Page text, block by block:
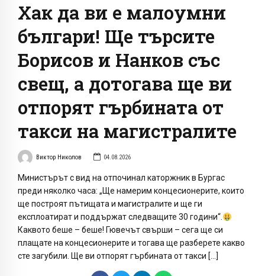
Хак да ви е малоумни
българи! Ще търсите
Борисов и Нанков със
свещ, а дотогава ще ви
отпорят гърбината от
такси на магистралите
Виктор Николов 04.08.2026
Министърът с вид на отпочинал каторжник в Бургас
преди няколко часа: „Ще намерим концесионерите, които
ще построят пътищата и магистралите и ще ги
експлоатират и поддържат следващите 30 години“.
Каквото беше – беше! Гювечът свърши – сега ще си
плащате на концесионерите и тогава ще разберете какво
сте загубили. Ще ви отпорят гърбината от такси […]